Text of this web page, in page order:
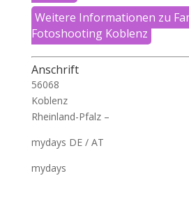
Weitere Informationen zu
Fotoshooting Koblenz
Anschrift
56068
Koblenz
Rheinland-Pfalz –
mydays DE / AT
mydays